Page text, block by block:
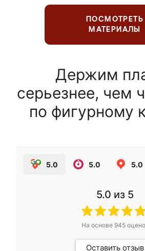
ПОСМОТРЕТЬ
МАТЕРИАЛЫ
Держим
серьезнее, чем
по фигурному
5.0 5.0 5.0
5.0 из 5
На основе 945
Оставить отзыв